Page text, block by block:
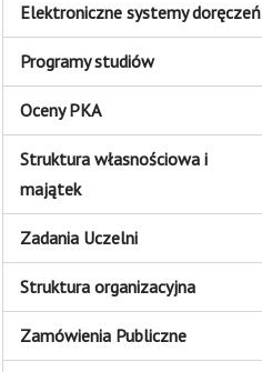
Elektroniczne systemy doręczeń
Programy studiów
Oceny PKA
Struktura własnościowa i
majątek
Zadania Uczelni
Struktura organizacyjna
Zamówienia Publiczne